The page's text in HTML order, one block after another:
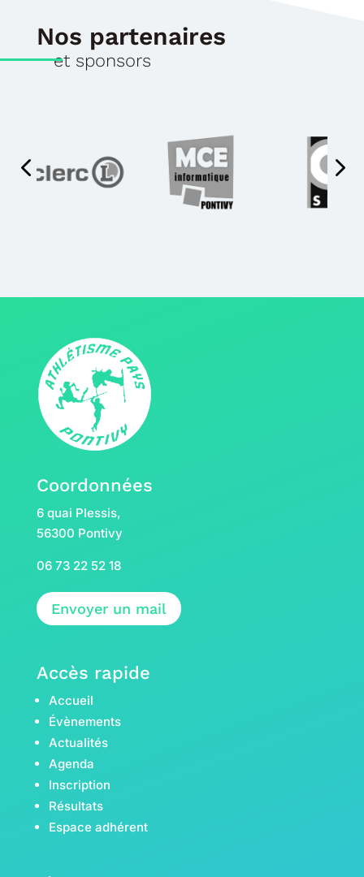
Nos partenaires
et sponsors
Coordonnées
6 quai Plessis,
56300 Pontivy
06 73 22 52 18
Envoyer un mail
Accès rapide
Accueil
Évènements
Actualités
Agenda
Inscription
Résultats
Espace adhérent